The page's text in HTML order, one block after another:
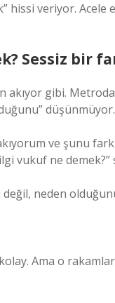
veriyor. Acele
Sessiz bir
akıyor gibi.
düşünmüyor.
ve şunu
vukuf ne
neden
Ama o